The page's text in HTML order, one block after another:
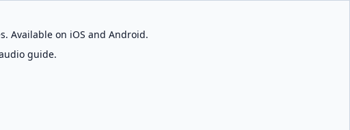
Available on iOS and Android.
guide.